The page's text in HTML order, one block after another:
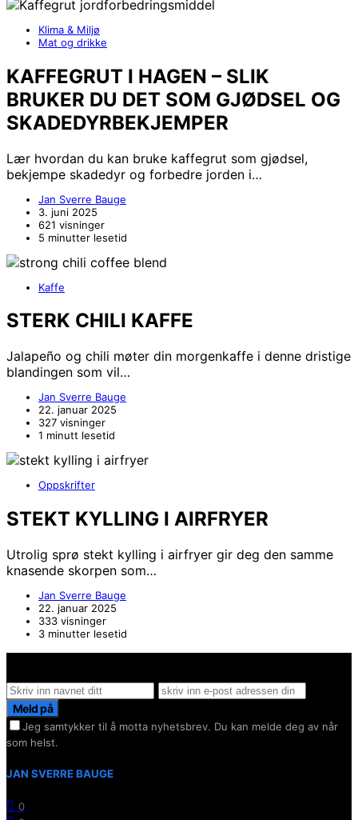
Klima & Miljø
Mat og drikke
KAFFEGRUT I HAGEN – SLIK
BRUKER DU DET SOM GJØDSEL OG
SKADEDYRBEKJEMPER
Lær hvordan du kan bruke kaffegrut som gjødsel,
bekjempe skadedyr og forbedre jorden i…
Jan Sverre Bauge
3. juni 2025
621 visninger
5 minutter lesetid
Kaffe
STERK CHILI KAFFE
Jalapeño og chili møter din morgenkaffe i denne dristige
blandingen som vil…
Jan Sverre Bauge
22. januar 2025
327 visninger
1 minutt lesetid
Oppskrifter
STEKT KYLLING I AIRFRYER
Utrolig sprø stekt kylling i airfryer gir deg den samme
knasende skorpen som…
Jan Sverre Bauge
22. januar 2025
333 visninger
3 minutter lesetid
Meld på
Jeg samtykker til å motta nyhetsbrev. Du kan melde deg av når
som helst.
JAN SVERRE BAUGE
0